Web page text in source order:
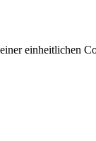
einheitlichen